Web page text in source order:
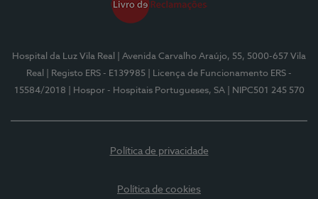
Hospital da Luz Vila Real
| Avenida Carvalho Araújo, 55, 5000-657 Vila
Real
| Registo ERS - E139985
| Licença de Funcionamento ERS -
15584/2018
| Hospor - Hospitais Portugueses, SA | NIPC501 245 570
Política de privacidade
Política de cookies